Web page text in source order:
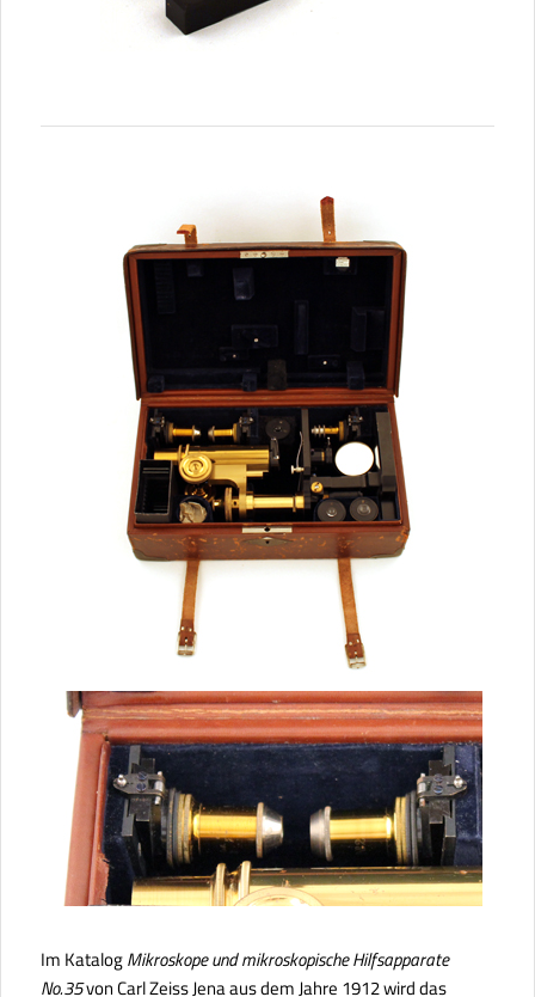
Im KatalogMikroskope und mikroskopische Hilfsapparate
No.35von Carl Zeiss Jena aus dem Jahre 1912 wird das